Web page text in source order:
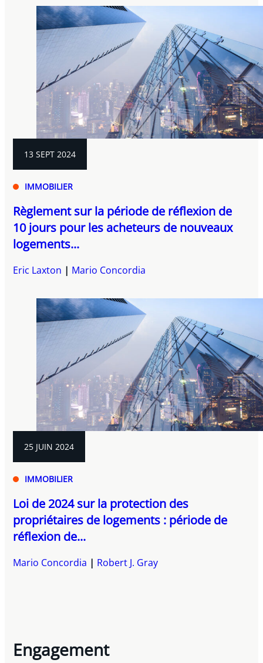
13 SEPT 2024
IMMOBILIER
Règlement sur la période de réflexion de
10 jours pour les acheteurs de nouveaux
logements...
Eric Laxton Mario Concordia
25 JUIN 2024
IMMOBILIER
Loi de 2024 sur la protection des
propriétaires de logements : période de
réflexion de...
Mario Concordia Robert J. Gray
Engagement